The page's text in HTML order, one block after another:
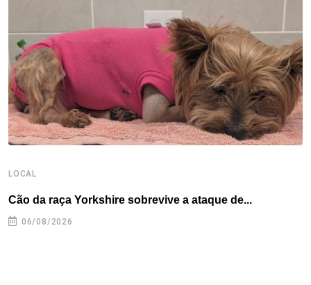
k
e
t
s p
p
LOCAL
Cão da raça Yorkshire sobrevive a ataque de...
06/08/2026